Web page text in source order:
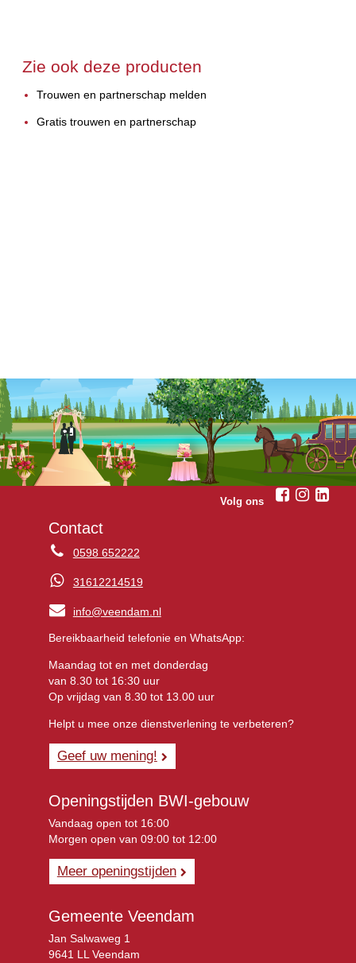
Zie ook deze producten
Trouwen en partnerschap melden
Gratis trouwen en partnerschap
Volg ons
Contact
0598 652222
31612214519
info@veendam.nl
Bereikbaarheid telefonie en WhatsApp:
Maandag tot en met donderdag
van 8.30 tot 16:30 uur
Op vrijdag van 8.30 tot 13.00 uur
Helpt u mee onze dienstverlening te verbeteren?
Geef uw mening!
Openingstijden BWI-gebouw
Vandaag open tot 16:00
Morgen open van 09:00 tot 12:00
Meer openingstijden
Gemeente Veendam
Jan Salwaweg 1
9641 LL Veendam